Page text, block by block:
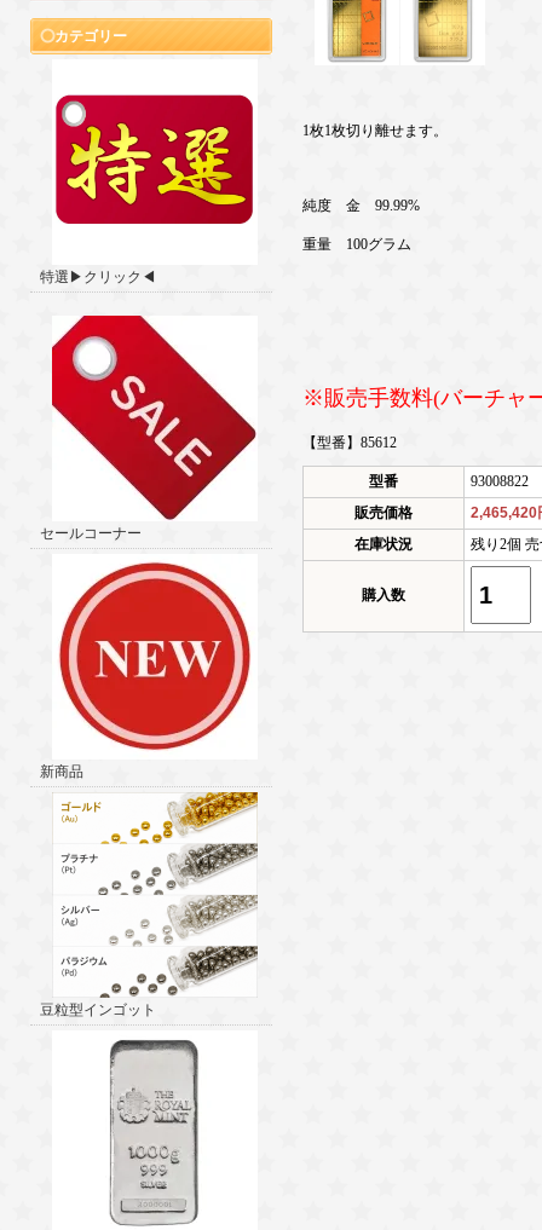
カテゴリー
特選▶クリック◀
セールコーナー
新商品
豆粒型インゴット
1枚1枚切り離せます。
純度 金 99.99%
重量 100グラム
※販売手数料(バーチャ
【型番】85612
型番
93008822
販売価格
2,465,420
在庫状況
残り2個
購入数